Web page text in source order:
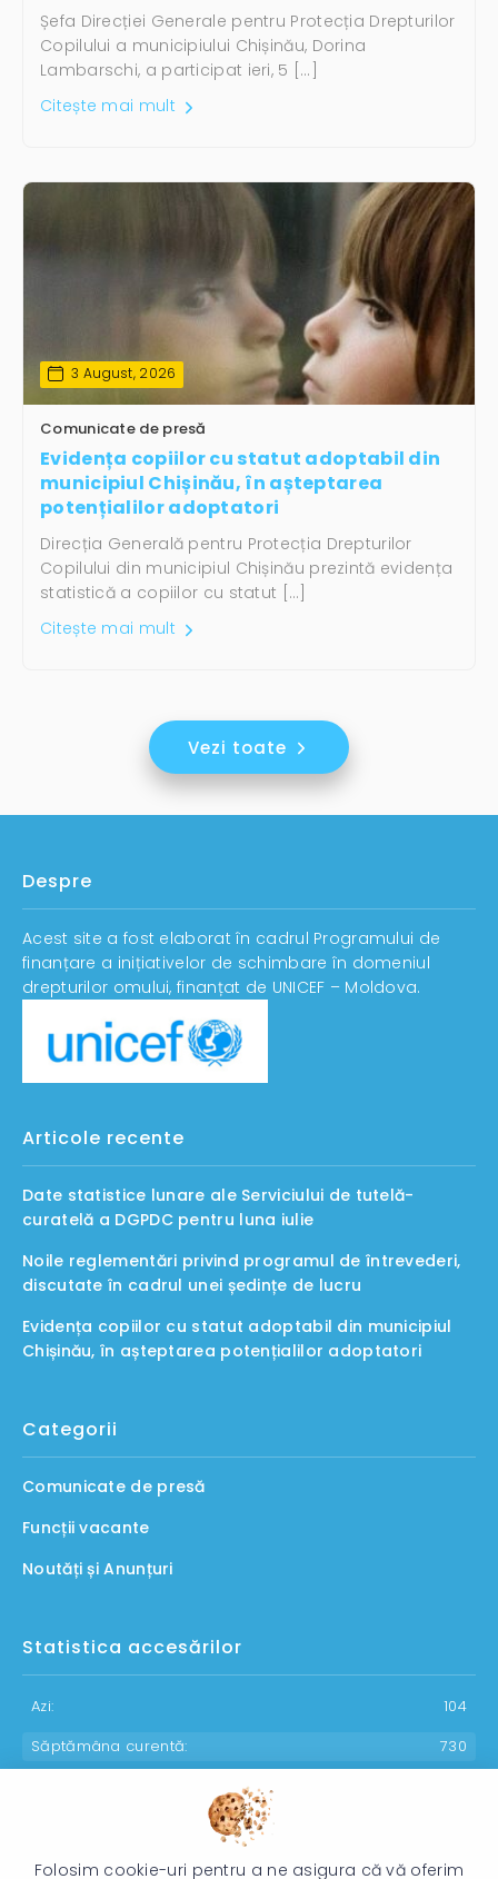
Șefa Direcției Generale pentru Protecția Drepturilor
Copilului a municipiului Chișinău, Dorina
Lambarschi, a participat ieri, 5 […]
Citește mai mult
3 August, 2026
Comunicate de presă
Evidența copiilor cu statut adoptabil din
municipiul Chișinău, în așteptarea
potențialilor adoptatori
Direcția Generală pentru Protecția Drepturilor
Copilului din municipiul Chișinău prezintă evidența
statistică a copiilor cu statut […]
Citește mai mult
Vezi toate
Despre
Acest site a fost elaborat în cadrul Programului de
finanțare a inițiativelor de schimbare în domeniul
drepturilor omului, finanțat de UNICEF – Moldova.
Articole recente
Date statistice lunare ale Serviciului de tutelă-
curatelă a DGPDC pentru luna iulie
Noile reglementări privind programul de întrevederi,
discutate în cadrul unei ședințe de lucru
Evidența copiilor cu statut adoptabil din municipiul
Chișinău, în așteptarea potențialilor adoptatori
Categorii
Comunicate de presă
Funcții vacante
Noutăți și Anunțuri
Statistica accesărilor
Azi:
104
Săptămâna curentă:
730
Folosim cookie-uri pentru a ne asigura că vă oferim